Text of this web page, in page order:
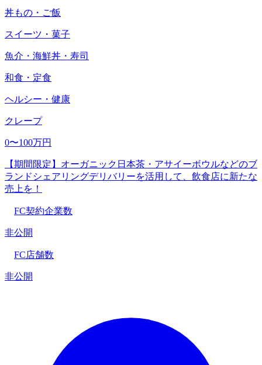
丼もの・ご飯
スイーツ・菓子
魚介・海鮮丼・寿司
和食・定食
ヘルシー・健康
クレープ
0〜100万円
【期間限定】オーガニック日本茶・アサイーボウルなどのブ
ランドシェアリングデリバリーを活用して、飲食店に新たな
売上を！
FC契約企業数
非公開
FC店舗数
非公開